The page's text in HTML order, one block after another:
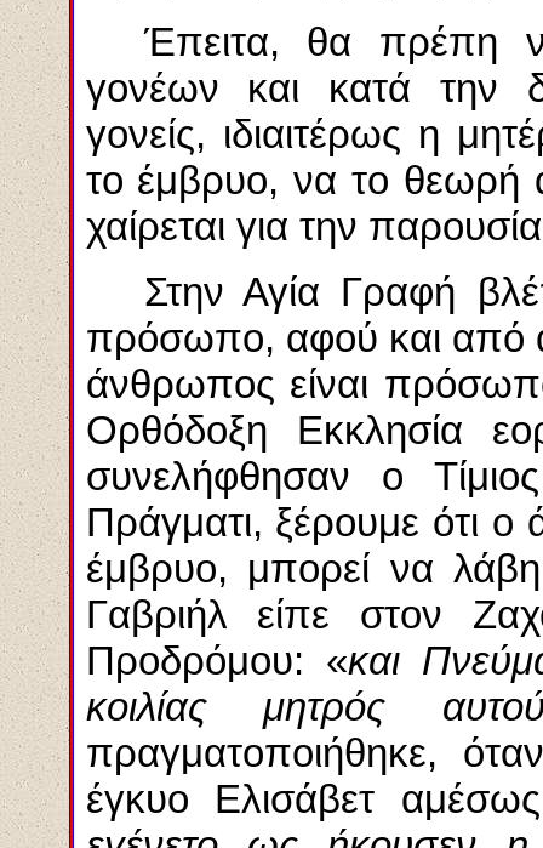
Έπειτα, θα πρέπη
γονέων και κατά την
γονείς, ιδιαιτέρως η
το έμβρυο, να το θεωρή
χαίρεται για την
Στην Αγία Γραφή
πρόσωπο, αφού και από
άνθρωπος είναι
Ορθόδοξη Εκκλησία
συνελήφθησαν ο
Πράγματι, ξέρουμε ότι ο
έμβρυο, μπορεί ναλάβη
Γαβριήλ είπε στον
Προδρόμου: «και
κοιλίας μητρός
πραγματοποιήθηκε,
έγκυο Ελισάβετ